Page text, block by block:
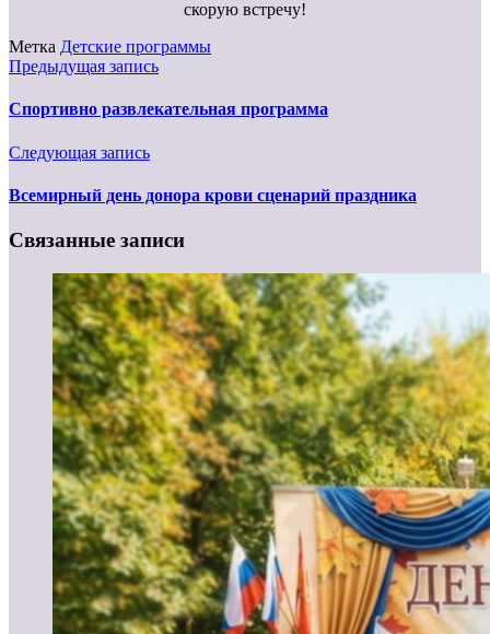
скорую встречу!
Метка Детские программы
Предыдущая запись
Спортивно развлекательная программа
Следующая запись
Всемирный день донора крови сценарий праздника
Связанные записи